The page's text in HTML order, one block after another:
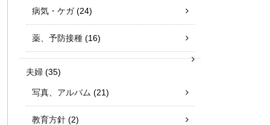
病気・ケガ(24)
薬、予防接種 (16)
夫婦 (35)
写真、アルバム (21)
教育方針 (2)